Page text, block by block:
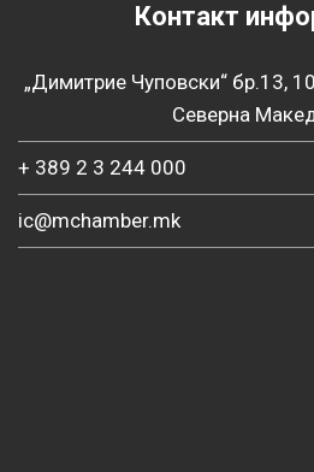
Контакт
„Димитрие Чуповски“ бр.13,
Северна
+ 389 2 3 244 000
ic@mchamber.mk